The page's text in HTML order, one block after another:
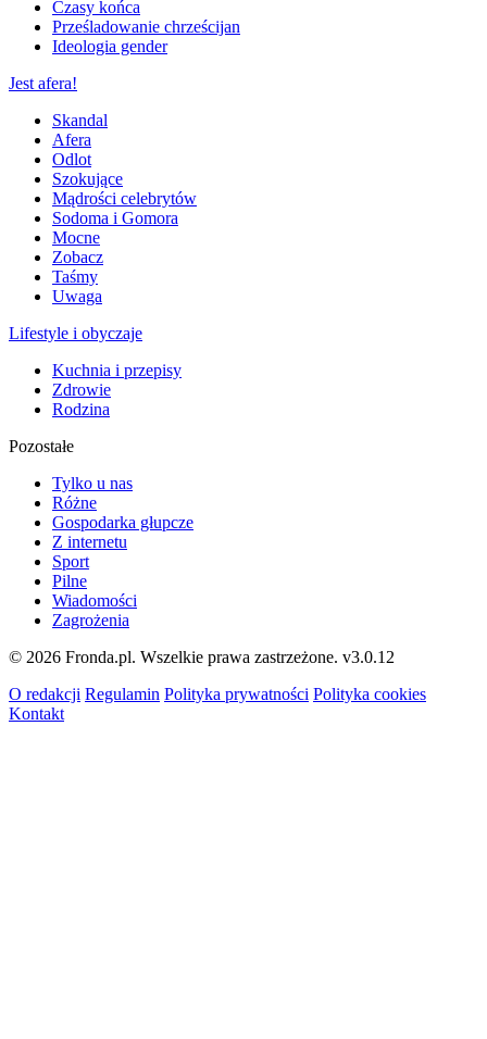
Czasy końca
Prześladowanie chrześcijan
Ideologia gender
Jest afera!
Skandal
Afera
Odlot
Szokujące
Mądrości celebrytów
Sodoma i Gomora
Mocne
Zobacz
Taśmy
Uwaga
Lifestyle i obyczaje
Kuchnia i przepisy
Zdrowie
Rodzina
Pozostałe
Tylko u nas
Różne
Gospodarka głupcze
Z internetu
Sport
Pilne
Wiadomości
Zagrożenia
© 2026 Fronda.pl. Wszelkie prawa zastrzeżone. v3.0.12
O redakcji Regulamin Polityka prywatności Polityka cookies
Kontakt